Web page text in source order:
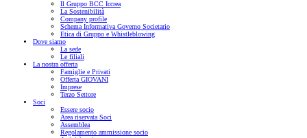
Il Gruppo BCC Iccrea
La Sostenibilità
Company profile
Schema Informativa Governo Societario
Etica di Gruppo e Whistleblowing
Dove siamo
La sede
Le filiali
La nostra offerta
Famiglie e Privati
Offerta GIOVANI
Imprese
Terzo Settore
Soci
Essere socio
Area riservata Soci
Assemblea
Regolamento ammissione socio